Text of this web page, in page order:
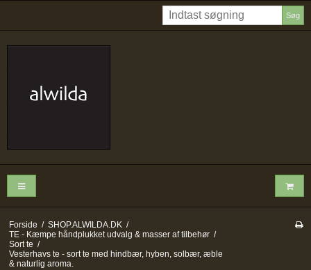
Søg
Forside / SHOP.ALWILDA.DK /
TE - Kæmpe håndplukket udvalg & masser af tilbehør /
Sort te /
Vesterhavs te - sort te med hindbær, hyben, solbær, æble
& naturlig aroma.